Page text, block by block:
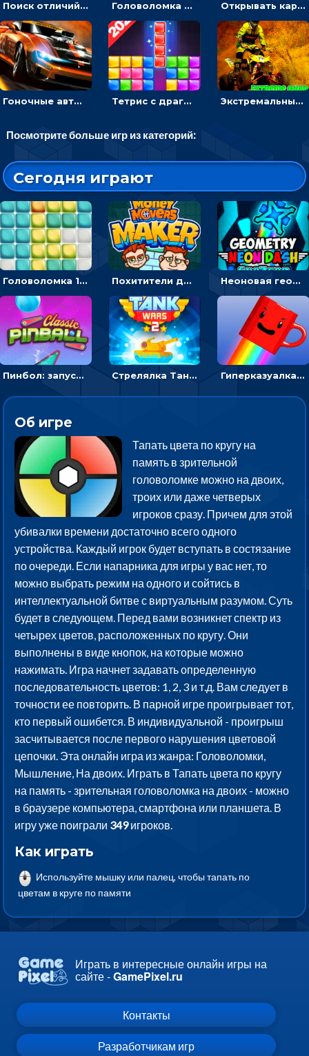
Поиск отличий на картинках с детьми - головоломка Головоломка Звери-малыши: открывай карточки по очереди, чтобы найти одинаковые Открывать картинки с динозаврами и складывать в пары по памяти - головоломка
Гоночные авто в пазлах: разбей картинку и собери снова Тетрис с драгоценными камнями: расставляй блоки, чтобы получить линию - головоломка Экстремальные пазлы с квадроциклами: собирать крутые тачки
Посмотрите больше игр из категорий:
Сегодня играют
Головоломка 10х10 Похитители денег: управляйте друзьями и соберите все мешки с долларами Неоновая геометрия: прыгай через препятствия и собирай шары
Пинбол: запускать шарик, чтобы выбивать очки Стрелялка Танковые войны: бить по танку врага, чтобы уничтожить зло Гиперказуалка Летающая чашка кофе: двигаться и собирать кубики сахара
Об игре
Тапать цвета по кругу на
память в зрительной
головоломке можно на двоих,
троих или даже четверых
игроков сразу. Причем для этой
убивалки времени достаточно всего одного
устройства. Каждый игрок будет вступать в состязание
по очереди. Если напарника для игры у вас нет, то
можно выбрать режим на одного и сойтись в
интеллектуальной битве с виртуальным разумом. Суть
будет в следующем. Перед вами возникнет спектр из
четырех цветов, расположенных по кругу. Они
выполнены в виде кнопок, на которые можно
нажимать. Игра начнет задавать определенную
последовательность цветов: 1, 2, 3 и т.д. Вам следует в
точности ее повторить. В парной игре проигрывает тот,
кто первый ошибется. В индивидуальной - проигрыш
засчитывается после первого нарушения цветовой
цепочки. Эта онлайн игра из жанра: Головоломки,
Мышление, На двоих. Играть в Тапать цвета по кругу
на память - зрительная головоломка на двоих - можно
в браузере компьютера, смартфона или планшета. В
игру уже поиграли 349игроков.
Как играть
Используйте мышку или палец, чтобы тапать по
цветам в круге по памяти
Играть в интересные онлайн игры на
сайте -GamePixel.ru
Контакты
Разработчикам игр